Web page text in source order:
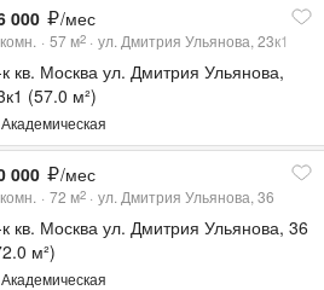
000 /мес
57 м2 ул. Дмитрия Ульянова, 23к1
кв. Москва ул. Дмитрия Ульянова,
(57.0 м²)
Академическая
000 /мес
72 м2 ул. Дмитрия Ульянова, 36
кв. Москва ул. Дмитрия Ульянова, 36
м²)
Академическая